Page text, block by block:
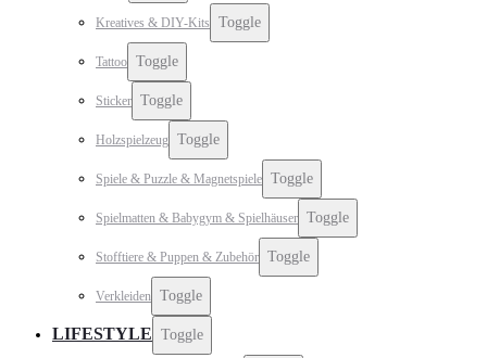
Kreatives & DIY-Kits Toggle
Tattoo Toggle
Sticker Toggle
Holzspielzeug Toggle
Spiele & Puzzle & Magnetspiele Toggle
Spielmatten & Babygym & Spielhäuser Toggle
Stofftiere & Puppen & Zubehör Toggle
Verkleiden Toggle
LIFESTYLE Toggle